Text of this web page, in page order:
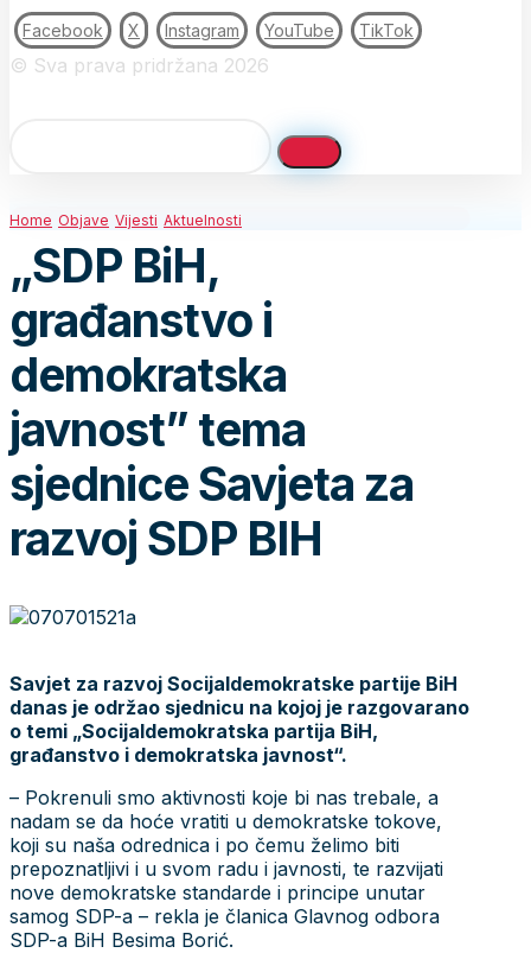
Facebook X Instagram YouTube TikTok
© Sva prava pridržana 2026
Home Objave Vijesti Aktuelnosti
„SDP BiH,
građanstvo i
demokratska
javnost” tema
sjednice Savjeta za
razvoj SDP BIH
Savjet za razvoj Socijaldemokratske partije BiH
danas je održao sjednicu na kojoj je razgovarano
o temi „Socijaldemokratska partija BiH,
građanstvo i demokratska javnost“.
– Pokrenuli smo aktivnosti koje bi nas trebale, a
nadam se da hoće vratiti u demokratske tokove,
koji su naša odrednica i po čemu želimo biti
prepoznatljivi i u svom radu i javnosti, te razvijati
nove demokratske standarde i principe unutar
samog SDP-a – rekla je članica Glavnog odbora
SDP-a BiH Besima Borić.